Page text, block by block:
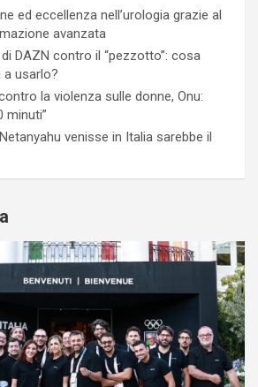
ed eccellenza nell’urologia grazie al
avanzata
DAZN contro il “pezzotto”: cosa
usarlo?
la violenza sulle donne, Onu:
minuti”
venisse in Italia sarebbe il